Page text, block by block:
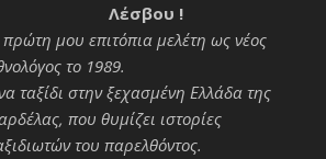
Λέσβου !
μου επιτόπια μελέτη ως νέος
το 1989.
ταξίδι στην ξεχασμένη Ελλάδα της
που θυμίζει ιστορίες
του παρελθόντος.